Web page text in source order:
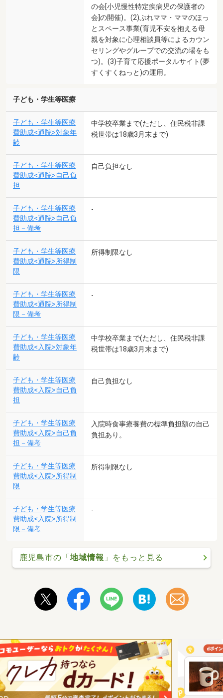
の会[小児慢性特定疾病児の保護者の
会]の開催)。(2)ぷれママ・ママのほっ
とスペース事業(育児不安を抱える母
親を対象に心理相談員等によるカウン
セリングやグループでの交流の場をも
つ)。(3)子育て応援ポータルサイト(夢
すくすくねっと)の運用。
子ども・学生等医療
子ども・学生等医療
費助成<通院>対象年
齢
中学校卒業まで(ただし、住民税非課
税世帯は18歳3月末まで)
子ども・学生等医療
費助成<通院>自己負
担
自己負担なし
子ども・学生等医療
費助成<通院>自己負
担－備考
-
子ども・学生等医療
費助成<通院>所得制
限
所得制限なし
子ども・学生等医療
費助成<通院>所得制
限－備考
-
子ども・学生等医療
費助成<入院>対象年
齢
中学校卒業まで(ただし、住民税非課
税世帯は18歳3月末まで)
子ども・学生等医療
費助成<入院>自己負
担
自己負担なし
子ども・学生等医療
費助成<入院>自己負
担－備考
入院時食事療養費の標準負担額の自己
負担あり。
子ども・学生等医療
費助成<入院>所得制
限
所得制限なし
子ども・学生等医療
費助成<入院>所得制
限－備考
-
鹿児島市の「地域情報 」をもっと見る